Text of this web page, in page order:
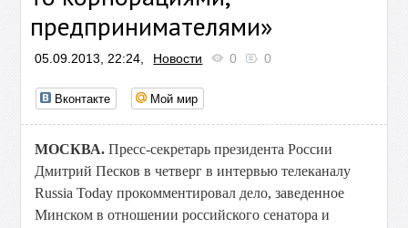
предпринимателями»
05.09.2013, 22:24, Новости 0 0
Вконтакте Мой мир
МОСКВА.Пресс-секретарь президента России
Дмитрий Песков в четверг в интервью телеканалу
Russia Today прокомментировал дело, заведенное
Минском в отношении российского сенатора и